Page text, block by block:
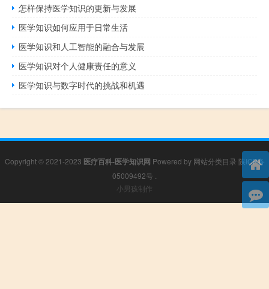
怎样保持医学知识的更新与发展
医学知识如何应用于日常生活
医学知识和人工智能的融合与发展
医学知识对个人健康责任的意义
医学知识与数字时代的挑战和机遇
Copyright © 2021-2023 医疗百科-医学知识网 Powered by 网站分类目录 陕ICP备
05009492号
小男孩制作